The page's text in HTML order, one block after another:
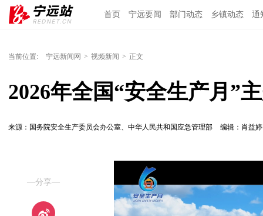
首页 宁远要闻 部门动态 乡镇动态 通
当前位置: 宁远新闻网 > 视频新闻 > 正文
2026年全国“安全生产月”
来源：国务院安全生产委员会办公室、中华人民共和国应急管理部 编辑：肖益
—分享—